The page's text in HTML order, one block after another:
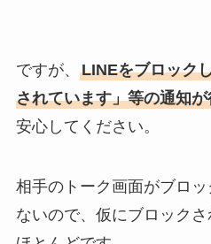
ですが、 LINEをブロック
されています」等の通知
安心してください。
相手のトーク画面がブロ
ないので、仮にブロック